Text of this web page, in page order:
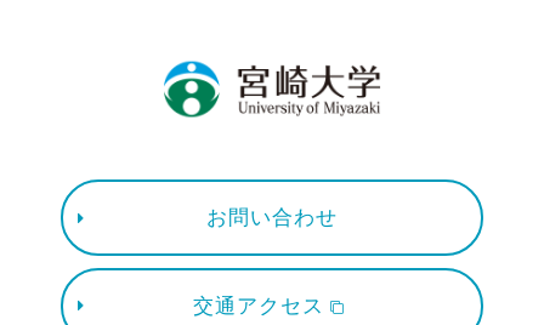
お問い合わせ
交通アクセス